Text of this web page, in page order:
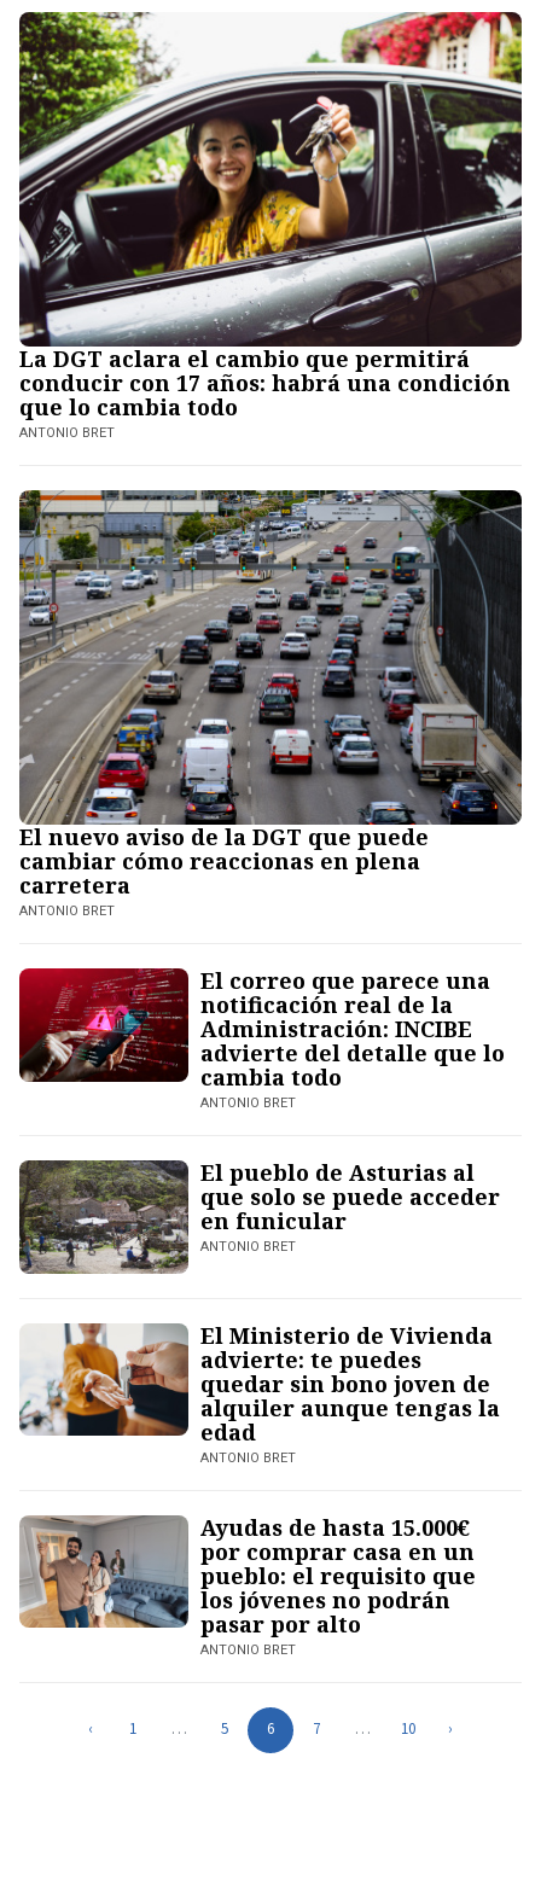
La DGT aclara el cambio que permitirá
conducir con 17 años: habrá una condición
que lo cambia todo
ANTONIO BRET
El nuevo aviso de la DGT que puede
cambiar cómo reaccionas en plena
carretera
ANTONIO BRET
El correo que parece una
notificación real de la
Administración: INCIBE
advierte del detalle que lo
cambia todo
ANTONIO BRET
El pueblo de Asturias al
que solo se puede acceder
en funicular
ANTONIO BRET
El Ministerio de Vivienda
advierte: te puedes
quedar sin bono joven de
alquiler aunque tengas la
edad
ANTONIO BRET
Ayudas de hasta 15.000€
por comprar casa en un
pueblo: el requisito que
los jóvenes no podrán
pasar por alto
ANTONIO BRET
‹ 1 … 5 6 7 … 10 ›